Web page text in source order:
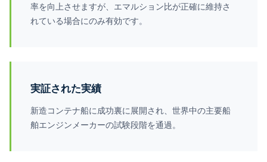
率を向上させますが、エマルション比が正確に維持さ
れている場合にのみ有効です。
実証された実績
新造コンテナ船に成功裏に展開され、世界中の主要船
舶エンジンメーカーの試験段階を通過。